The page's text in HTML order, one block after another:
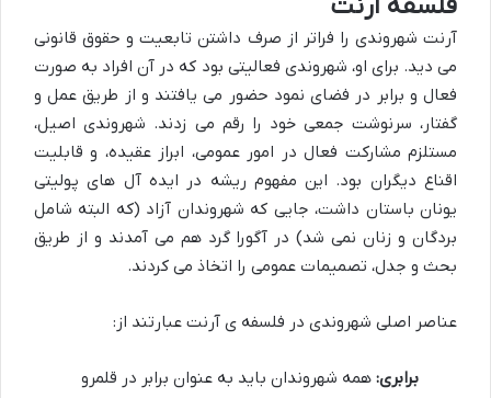
فلسفه آرنت
آرنت شهروندی را فراتر از صرف داشتن تابعیت و حقوق قانونی
می دید. برای او، شهروندی فعالیتی بود که در آن افراد به صورت
فعال و برابر در فضای نمود حضور می یافتند و از طریق عمل و
گفتار، سرنوشت جمعی خود را رقم می زدند. شهروندی اصیل،
مستلزم مشارکت فعال در امور عمومی، ابراز عقیده، و قابلیت
اقناع دیگران بود. این مفهوم ریشه در ایده آل های پولیتی
یونان باستان داشت، جایی که شهروندان آزاد (که البته شامل
بردگان و زنان نمی شد) در آگورا گرد هم می آمدند و از طریق
بحث و جدل، تصمیمات عمومی را اتخاذ می کردند.
عناصر اصلی شهروندی در فلسفه ی آرنت عبارتند از:
برابری: همه شهروندان باید به عنوان برابر در قلمرو